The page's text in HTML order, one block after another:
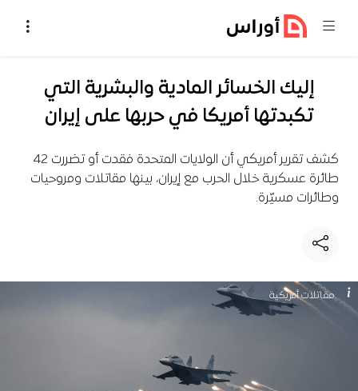
إليك الخسائر المادية والبشرية التي
تكبدتها أمريكا في حربها على إيران
كشف تقرير أمريكي أن الولايات المتحدة فقدت أو تضررت 42
طائرة عسكرية خلال الحرب مع إيران، بينها مقاتلات ومروحيات
وطائرات مسيّرة.
مقاتلات أمريكية